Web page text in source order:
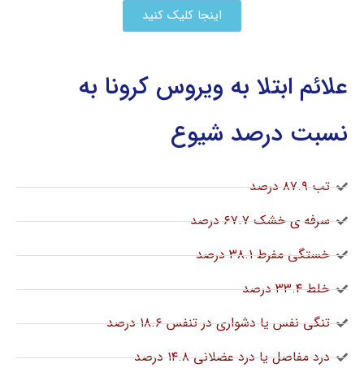
اینجا کلیک کنید
علائم ابتلا به ویروس کرونا به
نسبت درصد شیوع
تب ۸۷.۹ درصد
سرفه ی خشک ۶۷.۷ درصد
خستگی مفرط ۳۸.۱ درصد
خلط ۳۳.۴ درصد
تنگی نفس یا دشواری در تنفس ۱۸.۶ درصد
درد مفاصل یا درد عضلانی ۱۴.۸ درصد